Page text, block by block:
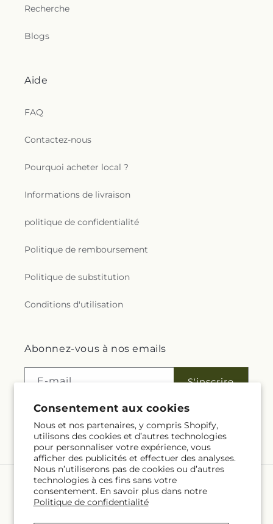
Consentement aux cookies
Nous et nos partenaires, y compris Shopify,
utilisons des cookies et d’autres technologies
pour personnaliser votre expérience, vous
afficher des publicités et effectuer des analyses.
Nous n’utiliserons pas de cookies ou d’autres
technologies à ces fins sans votre
consentement. En savoir plus dans notre
Politique de confidentialité
Recherche
Blogs
Aide
FAQ
Contactez-nous
Pourquoi acheter local ?
Informations de livraison
politique de confidentialité
Politique de remboursement
Politique de substitution
Conditions d'utilisation
Abonnez-vous à nos emails
E-mail S'inscrire
Facebook
Langue